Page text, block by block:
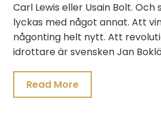
Carl Lewis eller Usain Bolt.
lyckas med något annat. Att
någonting helt nytt. Att
idrottare är svensken Jan
Read More